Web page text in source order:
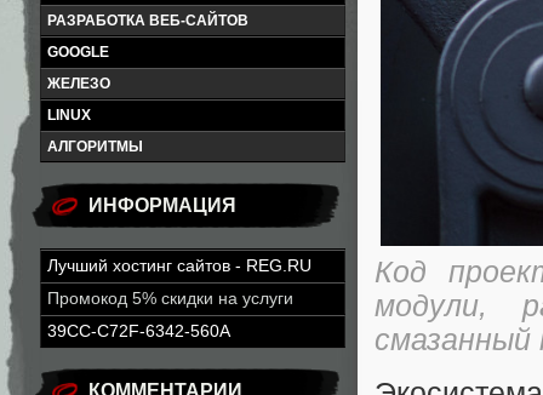
РАЗРАБОТКА ВЕБ-САЙТОВ
GOOGLE
ЖЕЛЕЗО
LINUX
АЛГОРИТМЫ
ИНФОРМАЦИЯ
Лучший хостинг сайтов - REG.RU
Промокод 5% скидки на услуги
39CC-C72F-6342-560A
КОММЕНТАРИИ
Код
модули,